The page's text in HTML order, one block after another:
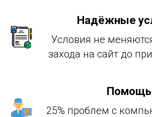
Надёжные
Условия не
захода на сайт до
Помощь
25% проблем с